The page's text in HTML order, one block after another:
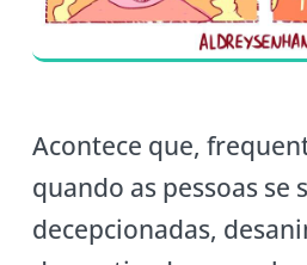
Acontece que,
quando as pessoas se
decepcionadas,